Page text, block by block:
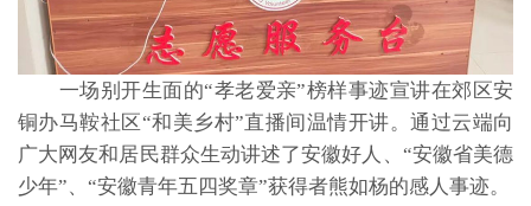
一场别开生面的“孝老爱亲”榜样事迹宣讲在郊区安
铜办马鞍社区“和美乡村”直播间温情开讲。通过云端向
广大网友和居民群众生动讲述了安徽好人、“安徽省美德
少年”、“安徽青年五四奖章”获得者熊如杨的感人事迹。